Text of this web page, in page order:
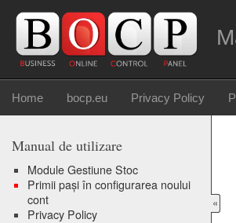
Home bocp.eu Privacy Policy
Manual de utilizare
Module Gestiune Stoc
Primii pași în configurarea noului
cont
Privacy Policy
«